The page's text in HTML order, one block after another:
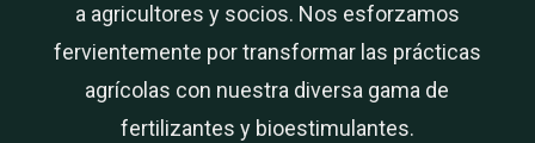
a agricultores y socios. Nos esforzamos
fervientemente por transformar las prácticas
agrícolas con nuestra diversa gama de
fertilizantes y bioestimulantes.